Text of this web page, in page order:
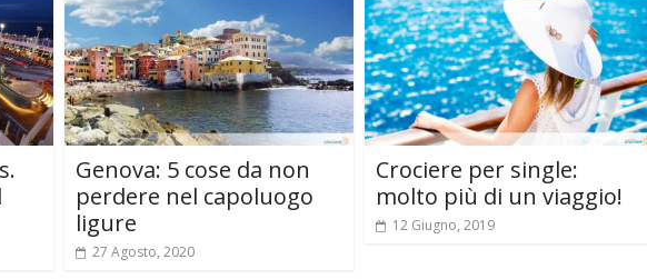
Genova: 5 cose da non
perdere nel capoluogo
ligure
27 Agosto, 2020
Crociere per single:
molto più di un viaggio!
12 Giugno, 2019